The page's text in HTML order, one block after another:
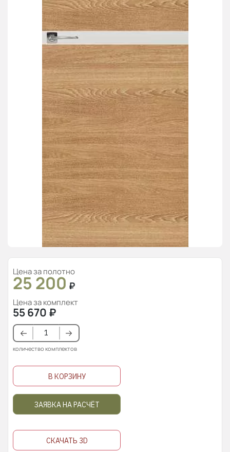
Цена за полотно
25 200 ₽
Цена за комплект
55 670 ₽
количество комплектов
В КОРЗИНУ
ЗАЯВКА НА РАСЧЁТ
СКАЧАТЬ 3D